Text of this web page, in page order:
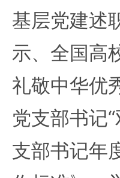
基层党建述
示、全国高
礼敬中华优
党支部书记
支部书记年